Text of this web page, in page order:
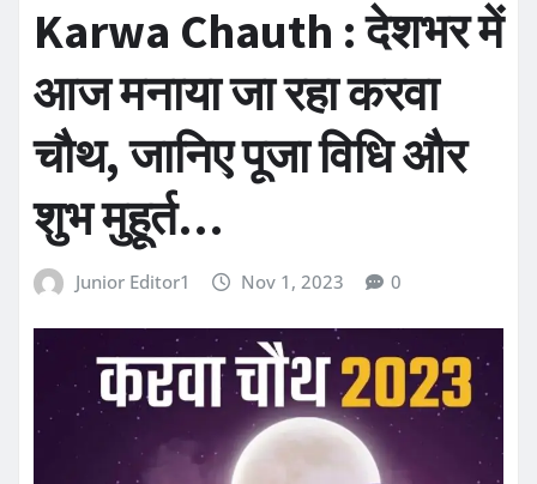
Karwa Chauth : देशभर में
आज मनाया जा रहा करवा
चौथ, जानिए पूजा विधि और
शुभ मुहूर्त…
Junior Editor1 Nov 1, 2023 0